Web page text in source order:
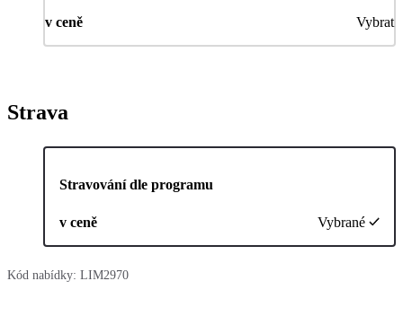
v ceně Vybrat
Strava
Stravování dle programu
v ceně Vybrané
Kód nabídky: LIM2970